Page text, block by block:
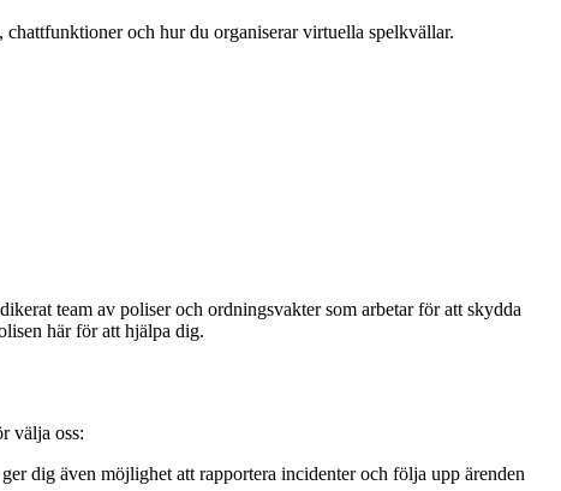
och hur du organiserar virtuella spelkvällar.
team av poliser och ordningsvakter som arbetar för att skydda
här för att hjälpa dig.
välja oss:
dig även möjlighet att rapportera incidenter och följa upp ärenden